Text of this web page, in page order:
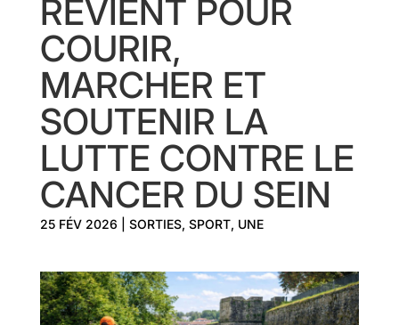
REVIENT POUR
COURIR,
MARCHER ET
SOUTENIR LA
LUTTE CONTRE LE
CANCER DU SEIN
25 FÉV 2026 SORTIES, SPORT, UNE